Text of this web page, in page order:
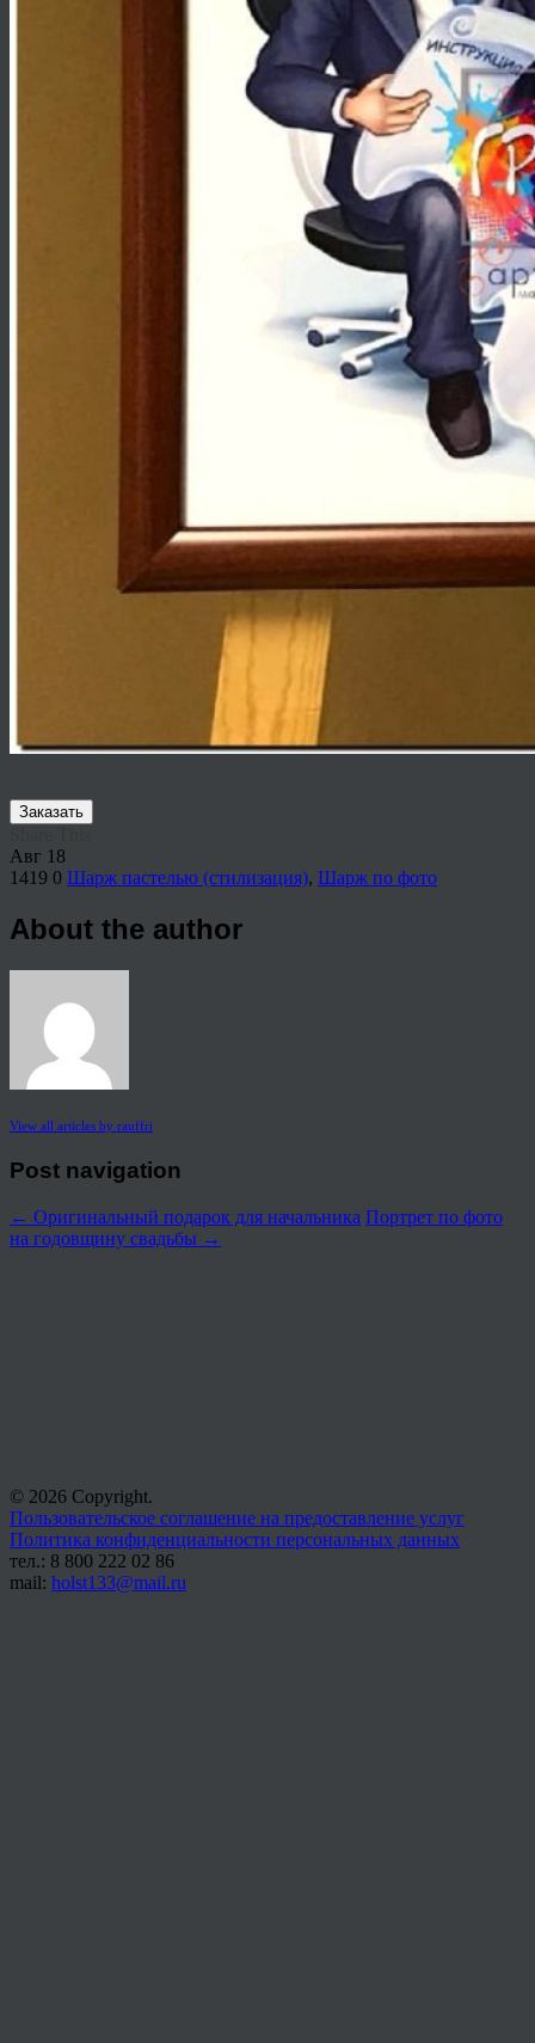
Заказать
Авг 18
1419 0 Шарж пастелью (стилизация), Шарж по фото
About the author
View all articles by rauffri
Post navigation
← Оригинальный подарок для начальника Портрет по фото
на годовщину свадьбы →
© 2026 Copyright.
Пользовательское соглашение на предоставление услуг
Политика конфиденциальности персональных данных
тел.: 8 800 222 02 86
mail: holst133@mail.ru